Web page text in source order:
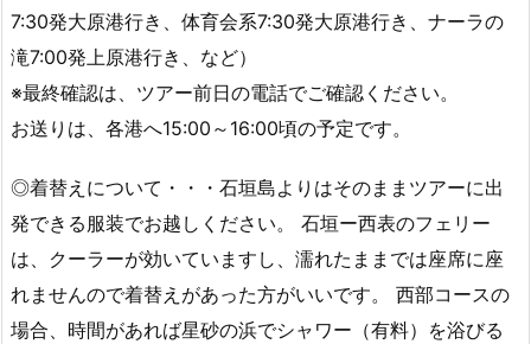
7:30発大原港行き、体育会系7:30発大原港行き、ナーラの
滝7:00発上原港行き、など）
※最終確認は、ツアー前日の電話でご確認ください。
お送りは、各港へ15:00～16:00頃の予定です。
◎着替えについて・・・石垣島よりはそのままツアーに出
発できる服装でお越しください。 石垣ー西表のフェリー
は、クーラーが効いていますし、濡れたままでは座席に座
れませんので着替えがあった方がいいです。 西部コースの
場合、時間があれば星砂の浜でシャワー（有料）を浴びる